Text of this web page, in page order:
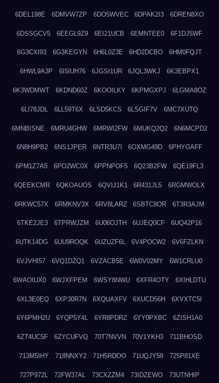
6DEL198E 6DMVW7ZP 6DO5WVEC 6DPAK2I3 6DREN8XO
6DSSGCV5 6EEGL9Z9 6EI21UCB 6EMNTEE0 6F1DJ5WF
6G3CXI93 6G3KEGYN 6H6L0Z3E 6HD2DCBO 6HM0FQJT
6HWL9A3P 6I5IUH76 6JGSI1UR 6JQL3WKJ 6K3EBPX1
6K3WDMWT 6KDND60Z 6KOOILKY 6KPMGXPJ 6LGMA8OZ
6LI78JDL 6LL59T6X 6LSD5KCS 6LSGIF7V 6MC7XUTQ
6MNBISNE 6MRU4GHW 6MRWI2FW 6MUKQ2Q2 6N6MCPD2
6N8H9PB2 6NS1JPER 6NTR3U7I 6OXMG49D 6PHYGAFF
6PM1Z7A5 6PO2WC0X 6PPNPOF5 6Q23B2FW 6QE19FL3
6QEEKCMR 6QKOAUOS 6QVIJ1K1 6R431JL5 6RGMWOLX
6RKWC57X 6RMKNV3X 6RV8LARZ 6SBTC8OR 6T3R3AJM
6TKE2JE3 6TPRWJZM 6U06OJTH 6UJEQ0CF 6UQ42P16
6UTK14DG 6UU9ROQK 6UZUZF6L 6V4POCW2 6V6FZLKN
6VJVHI57 6VQ1DZQ1 6VZACB5E 6W0V02MY 6W1CRLU0
6WAOIUX0 6WJXFPEM 6WSY8NWU 6XFR4OTY 6XIHLDTU
6XL3E0EQ 6XP30R7N 6XQUAXFV 6XUCD56H 6XVXTC5I
6Y6PMH2U 6YQP5Y4L 6YR8PDRZ 6YY0PXBC 6ZISH1A0
6ZT4UC5F 6ZYCUFVQ 70T7NVVN 70V1YKH3 711BHOSD
713M5IHY 718NNXY2 71H5RDOO 71UQJY58 725P81XE
727P972L 72FW37AL 73CXZZM4 73IDZEWO 73UTNHIP